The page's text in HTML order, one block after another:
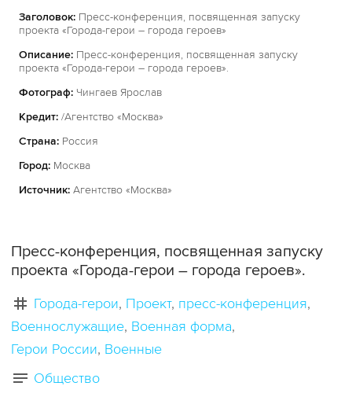
Заголовок: Пресс-конференция, посвященная запуску
проекта «Города-герои – города героев»
Описание: Пресс-конференция, посвященная запуску
проекта «Города-герои – города героев».
Фотограф: Чингаев Ярослав
Кредит: /Агентство «Москва»
Страна: Россия
Город: Москва
Источник: Агентство «Москва»
Пресс-конференция, посвященная запуску
проекта «Города-герои – города героев».
Города-герои Проект пресс-конференция
Военнослужащие Военная форма
Герои России Военные
Общество